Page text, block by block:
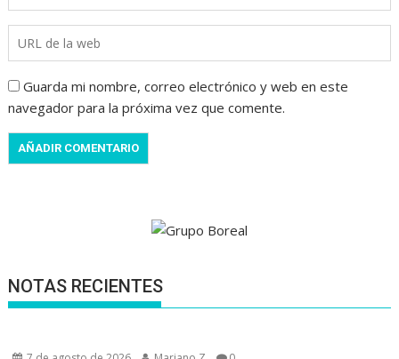
Guarda mi nombre, correo electrónico y web en este
navegador para la próxima vez que comente.
NOTAS RECIENTES